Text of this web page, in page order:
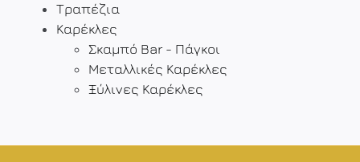
Τραπέζια
Καρέκλες
Σκαμπό Bar - Πάγκοι
Μεταλλικές Καρέκλες
Ξύλινες Καρέκλες